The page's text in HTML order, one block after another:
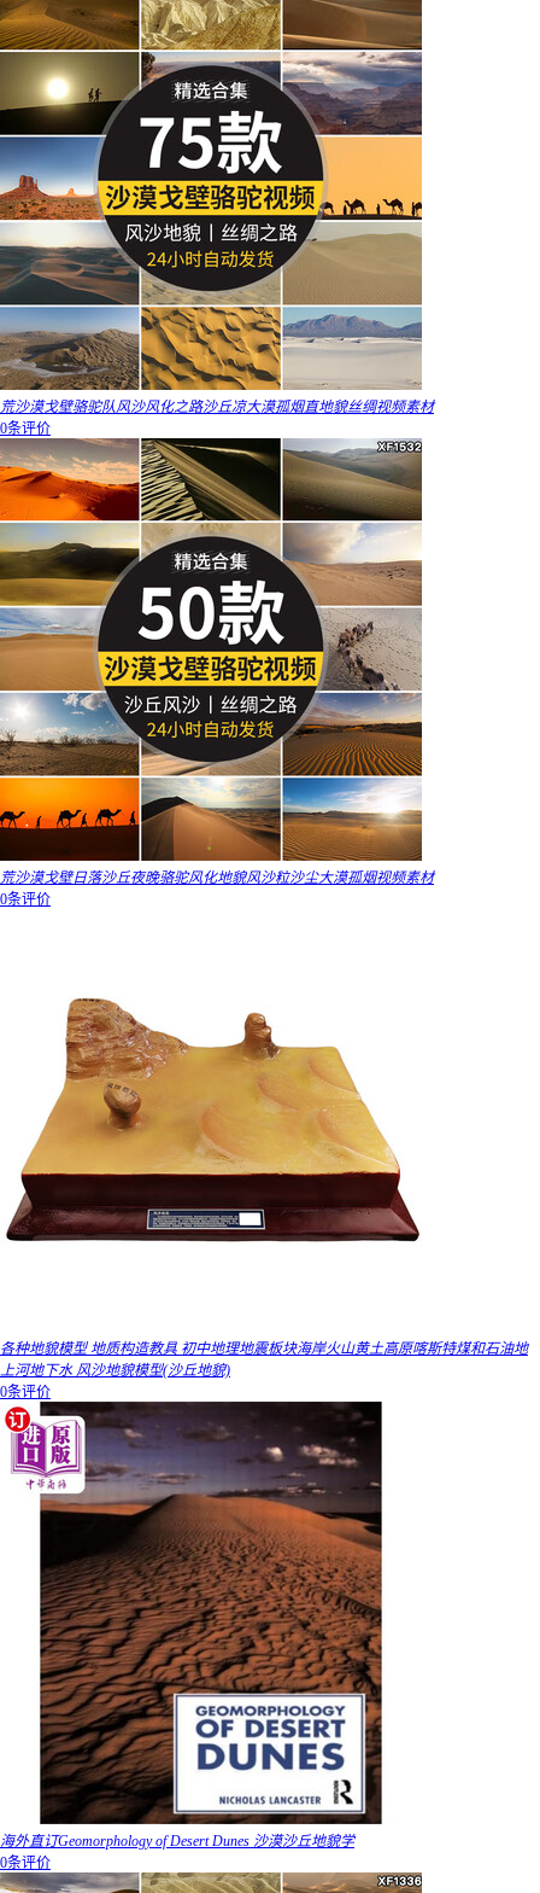
荒沙漠戈壁骆驼队风沙风化之路沙丘凉大漠孤烟直地貌丝绸视频素材
0条评价
荒沙漠戈壁日落沙丘夜晚骆驼风化地貌风沙粒沙尘大漠孤烟视频素材
0条评价
各种地貌模型 地质构造教具 初中地理地震板块海岸火山黄土高原喀斯特煤和石油地
上河地下水 风沙地貌模型(沙丘地貌)
0条评价
海外直订Geomorphology of Desert Dunes 沙漠沙丘地貌学
0条评价